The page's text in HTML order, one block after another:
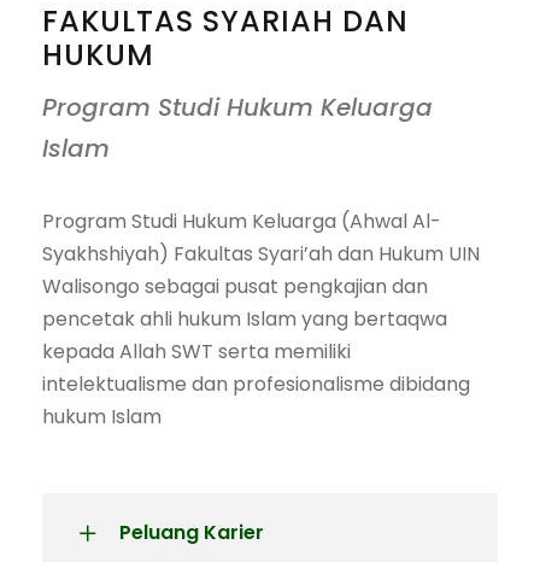
FAKULTAS SYARIAH DAN
HUKUM
Program Studi Hukum Keluarga
Islam
Program Studi Hukum Keluarga (Ahwal Al-
Syakhshiyah) Fakultas Syari’ah dan Hukum UIN
Walisongo sebagai pusat pengkajian dan
pencetak ahli hukum Islam yang bertaqwa
kepada Allah SWT serta memiliki
intelektualisme dan profesionalisme dibidang
hukum Islam
Peluang Karier